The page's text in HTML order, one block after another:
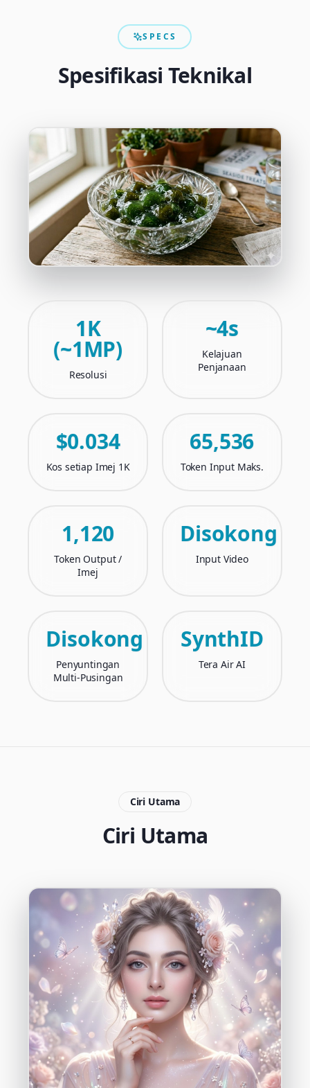
SPECS
Spesifikasi Teknikal
1K
(~1MP)
Resolusi
~4s
Kelajuan
Penjanaan
$0.034
Kos setiap Imej 1K
65,536
Token Input Maks.
1,120
Token Output /
Imej
Disokong
Input Video
Disokong
Penyuntingan
Multi-Pusingan
SynthID
Tera Air AI
Ciri Utama
Ciri Utama